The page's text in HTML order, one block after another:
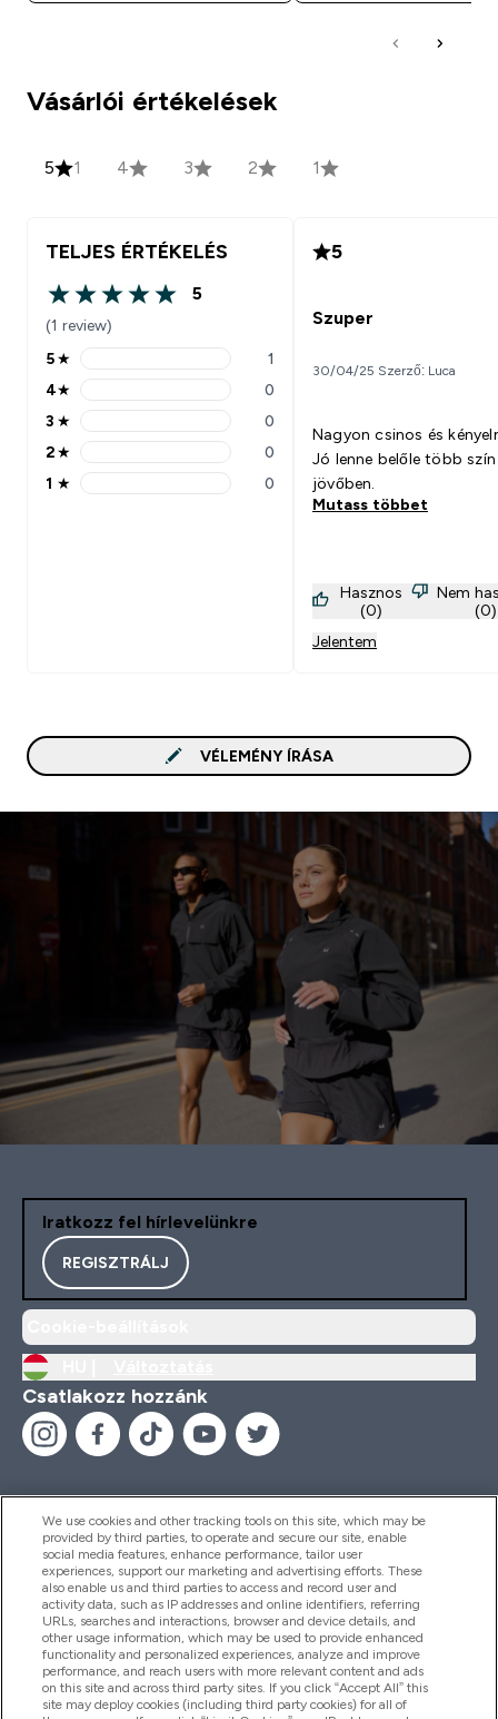
Vásárlói értékelések
5 1 4 3 2 1
TELJES ÉRTÉKELÉS
5 out of 5 stars
5
(1 review)
5 stars rating 1 reviews
5★ 1
4 stars rating 0 reviews
4★ 0
3 stars rating 0 reviews
3 ★ 0
2 stars rating 0 reviews
2★ 0
1 stars rating 0 reviews
1 ★ 0
5
Szuper
30/04/25 Szerző: Luca
Nagyon csinos és
Jó lenne belőle több
jövőben.
Mutass többet
Hasznos
(0)
Nem
(0)
Jelentem
VÉLEMÉNY ÍRÁSA
Iratkozz fel hírlevelünkre
REGISZTRÁLJ
Csatlakozz hozzánk
Segítség És Információ
Termékek
Céginformáció
We use cookies and other tracking tools on this site, which may be
provided by third parties, to operate and secure our site, enable
social media features, enhance performance, tailor user
experiences, support our marketing and advertising efforts. These
also enable us and third parties to access and record user and
activity data, such as IP addresses and online identifiers, referring
URLs, searches and interactions, browser and device details, and
other usage information, which may be used to provide enhanced
functionality and personalized experiences, analyze and improve
performance, and reach users with more relevant content and ads
on this site and across third party sites. If you click “Accept All” this
site may deploy cookies (including third party cookies) for all of